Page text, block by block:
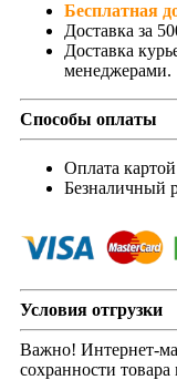
Бесплатная
Доставка за
Доставка
менеджерами.
Способы оплаты
Оплата
Безналичный
Условия отгрузки
Важно! Интернет-
сохранности